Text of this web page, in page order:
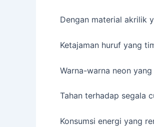
Dengan material akrilik
Ketajaman huruf yang
Warna-warna neon
Tahan terhadap segala
Konsumsi energi yang